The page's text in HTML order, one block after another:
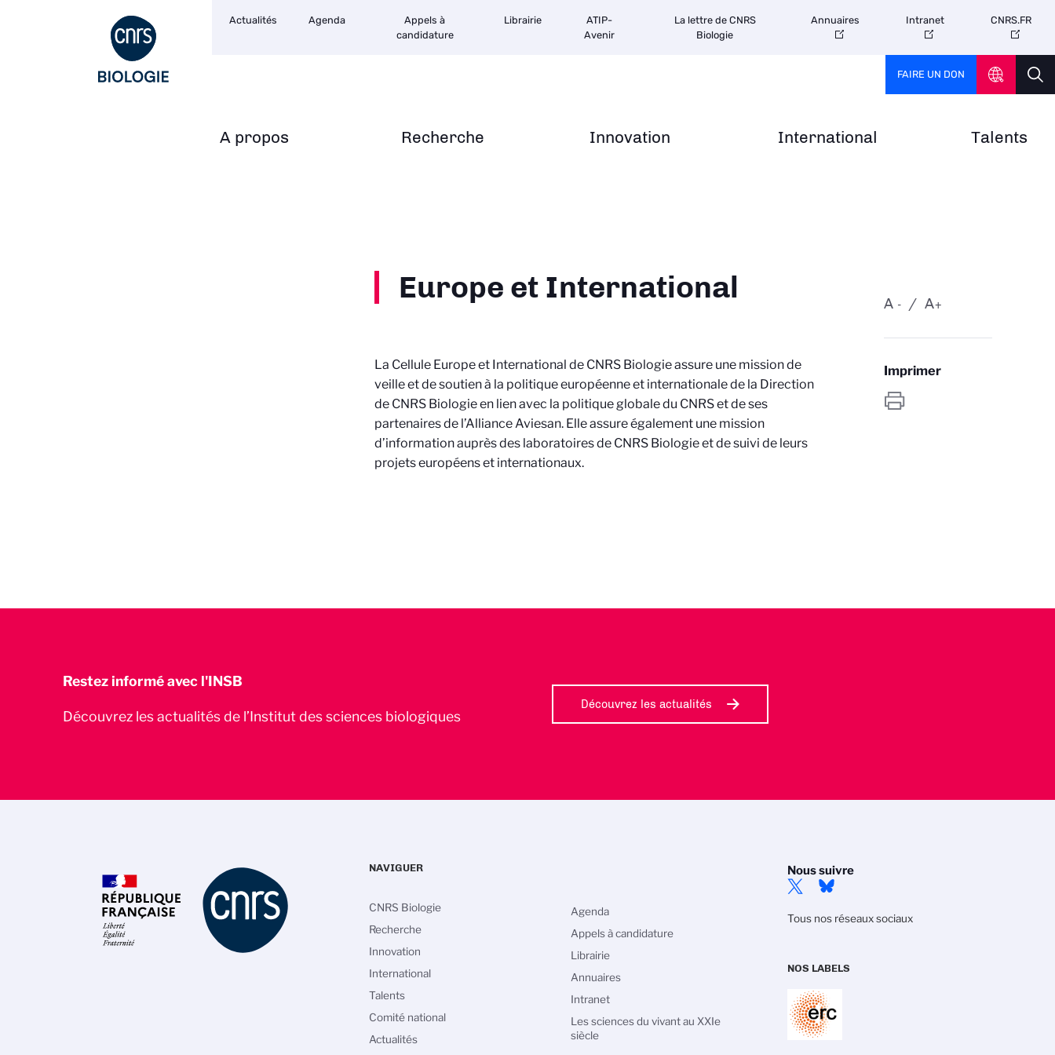
Navigation
A propos Recherche Innovation International Talents
secondaire
Actualités Agenda
Appels à
candidature
Librairie
ATIP-
Avenir
La lettre de CNRS
Biologie
Annuaires Intranet CNRS.FR
FAIRE UN DON
Europe et International
La Cellule Europe et International de CNRS Biologie assure une mission de
veille et de soutien à la politique européenne et internationale de la Direction
de CNRS Biologie en lien avec la politique globale du CNRS et de ses
partenaires de l’Alliance Aviesan. Elle assure également une mission
d’information auprès des laboratoires de CNRS Biologie et de suivi de leurs
projets européens et internationaux.
-
A +
A
Imprimer
Restez informé avec l'INSB
Découvrez les actualités de l’Institut des sciences biologiques
Découvrez les actualités
Nous suivre
Tous nos réseaux sociaux
NOS LABELS
NAVIGUER
CNRS Biologie
Recherche
Innovation
International
Talents
Comité national
Actualités
Agenda
Appels à candidature
Librairie
Annuaires
Intranet
Les sciences du vivant au XXIe
siècle